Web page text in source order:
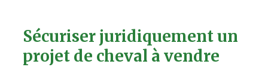
Sécuriser juridiquement un
projet de cheval à vendre